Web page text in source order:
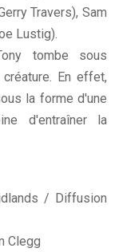
Travers), Sam
Lustig).
tombe sous
En effet,
la forme d'une
d'entraîner la
/ Diffusion
Clegg